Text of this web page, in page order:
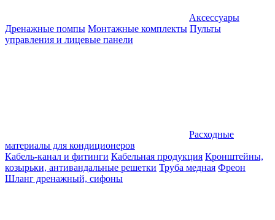
Аксессуары
Дренажные помпы Монтажные комплекты Пульты
управления и лицевые панели
Расходные
материалы для кондиционеров
Кабель-канал и фитинги Кабельная продукция Кронштейны,
козырьки, антивандальные решетки Труба медная Фреон
Шланг дренажный, сифоны